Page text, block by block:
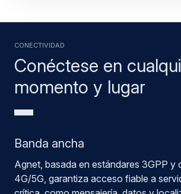
Conéctese en
momento y lugar
Conectividad
Banda ancha
Agnet, basada en estándares 3GPP y
4G/5G, garantiza acceso fiable a